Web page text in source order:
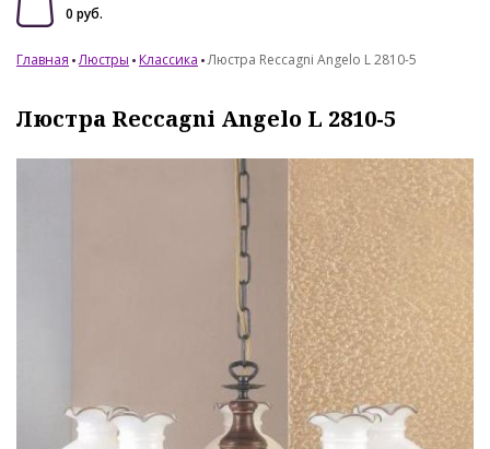
0 руб.
Главная Люстры Классика Люстра Reccagni Angelo L 2810-5
Люстра Reccagni Angelo L 2810-5